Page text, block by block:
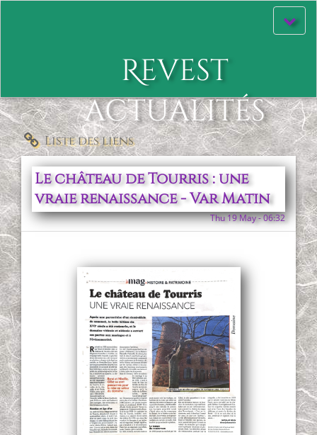
le
Revest
actualités
Liste des liens
Le château de Tourris : une
vraie renaissance - Var Matin
Thu 19 May - 06:32